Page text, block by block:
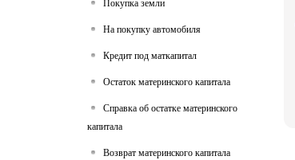
Покупка земли
На покупку автомобиля
Кредит под маткапитал
Остаток материнского капитала
Справка об остатке материнского
капитала
Возврат материнского капитала